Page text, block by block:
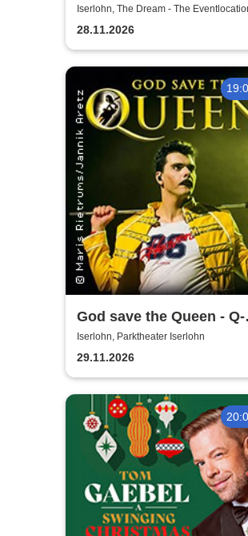
Dinnershow -
Shows
Iserlohn, The Dream - The Eventlocation
Iserlohn
28.11.2026
God save the Queen - Q-
Revival Band
Iserlohn, Parktheater Iserlohn
29.11.2026